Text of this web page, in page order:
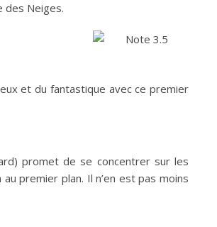
des Neiges.
et du fantastique avec ce premier
promet de se concentrer sur les
premier plan. Il n’en est pas moins